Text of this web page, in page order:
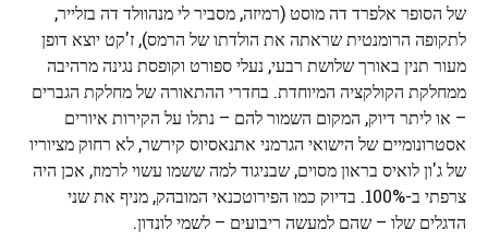
של הסופר אלפרד דה מוסט (רמיזה, מסביר לי מנהוולד דה בזלייר,
לתקופה הרומנטית שראתה את הולדתו של הרמס), ז'קט יוצא דופן
מעור תנין באורך שלושת רבעי, נעלי ספורט וקופסת נגינה מרהיבה
ממחלקת הקולקציה המיוחדת. בחדרי ההתאורה של מחלקת הגברים
– או ליתר דיוק, המקום השמור להם – נתלו על הקירות איורים
אסטרונומיים של הישואי הגרמני אתנאסיוס קירשר, לא רחוק מציוריו
של ג'ון לואיס בראון מסוים, שבניגוד למה ששמו עשוי לרמוז, אכן היה
צרפתי ב-100%. בדיוק כמו הפירוטכנאי המובהק, מניף את שני
הדגלים שלו – שהם למעשה ריבועים – לשמי לונדון.